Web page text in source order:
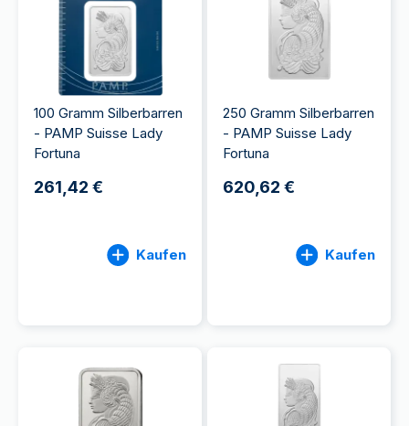
100 Gramm Silberbarren
- PAMP Suisse Lady
Fortuna
261,42 €
Kaufen
250 Gramm Silberbarren
- PAMP Suisse Lady
Fortuna
620,62 €
Kaufen